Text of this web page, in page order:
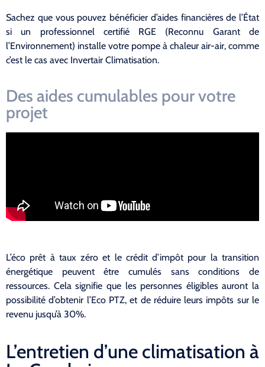
Sachez que vous pouvez bénéficier d’aides financières de l’État
si un professionnel certifié RGE (Reconnu Garant de
l’Environnement) installe votre pompe à chaleur air-air, comme
c’est le cas avec Invertair Climatisation.
Des aides cumulables pour votre
projet
L’éco prêt à taux zéro et le crédit d’impôt pour la transition
énergétique peuvent être cumulés sans conditions de
ressources. Cela signifie que les personnes éligibles auront la
possibilité d’obtenir l’Eco PTZ, et de réduire leurs impôts sur le
revenu jusqu’à 30%.
L’entretien d’une climatisation à